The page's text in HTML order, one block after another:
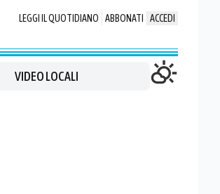
LEGGI IL QUOTIDIANO ABBONATI ACCEDI
VIDEO LOCALI